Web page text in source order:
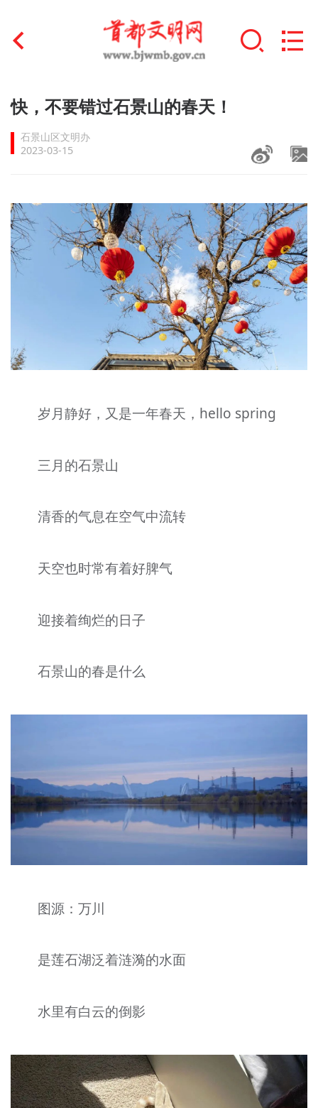
首页
文明创建
文明培育
+
未成年人思想道德建设
榜样人物
+
北京宣传文化引导基金
宣传思想文化人才
资料库
快，不要错过石景山的春天！
石景山区文明办
2023-03-15
岁月静好，又是一年春天，hello spring
三月的石景山
清香的气息在空气中流转
天空也时常有着好脾气
迎接着绚烂的日子
石景山的春是什么
图源：万川
是莲石湖泛着涟漪的水面
水里有白云的倒影